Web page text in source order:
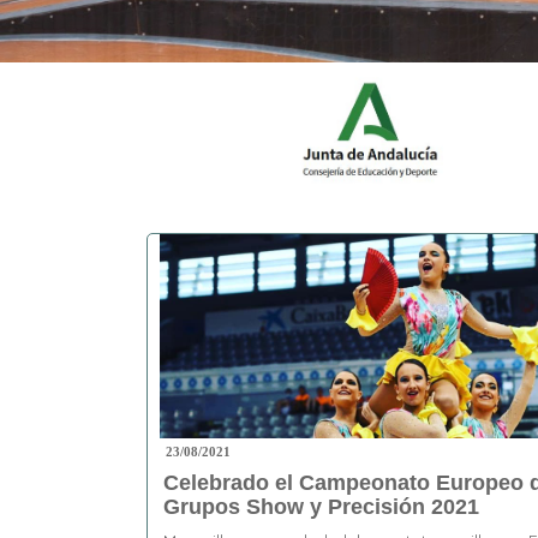
23/08/2021
Celebrado el Campeonato Europeo
Grupos Show y Precisión 2021